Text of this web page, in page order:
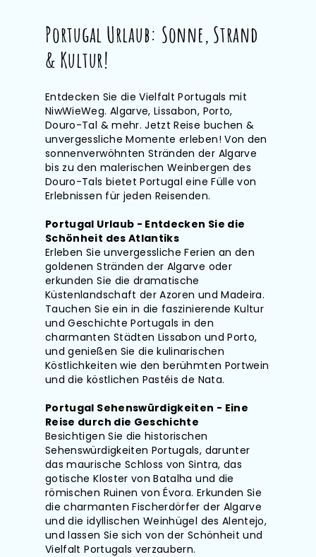
Portugal Urlaub: Sonne, Strand
& Kultur!
Entdecken Sie die Vielfalt Portugals mit
NiwWieWeg. Algarve, Lissabon, Porto,
Douro-Tal & mehr. Jetzt Reise buchen &
unvergessliche Momente erleben! Von den
sonnenverwöhnten Stränden der Algarve
bis zu den malerischen Weinbergen des
Douro-Tals bietet Portugal eine Fülle von
Erlebnissen für jeden Reisenden.
Portugal Urlaub - Entdecken Sie die
Schönheit des Atlantiks
Erleben Sie unvergessliche Ferien an den
goldenen Stränden der Algarve oder
erkunden Sie die dramatische
Küstenlandschaft der Azoren und Madeira.
Tauchen Sie ein in die faszinierende Kultur
und Geschichte Portugals in den
charmanten Städten Lissabon und Porto,
und genießen Sie die kulinarischen
Köstlichkeiten wie den berühmten Portwein
und die köstlichen Pastéis de Nata.
Portugal Sehenswürdigkeiten - Eine
Reise durch die Geschichte
Besichtigen Sie die historischen
Sehenswürdigkeiten Portugals, darunter
das maurische Schloss von Sintra, das
gotische Kloster von Batalha und die
römischen Ruinen von Évora. Erkunden Sie
die charmanten Fischerdörfer der Algarve
und die idyllischen Weinhügel des Alentejo,
und lassen Sie sich von der Schönheit und
Vielfalt Portugals verzaubern.